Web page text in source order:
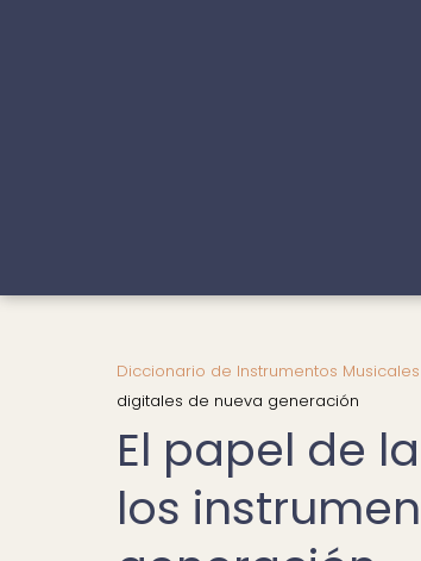
Diccionario de Instrumentos Musicales
digitales de nueva generación
El papel de
los